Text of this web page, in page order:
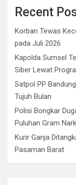
i
t
t
e
r
c
e
b
o
o
k
Recent
Korban Tewas
pada Juli 2026
Kapolda Sumsel
Siber Lewat
Satpol PP
Tujuh Bulan
Polisi Bongkar
Puluhan Gram
Kurir Ganja
Pasaman Barat